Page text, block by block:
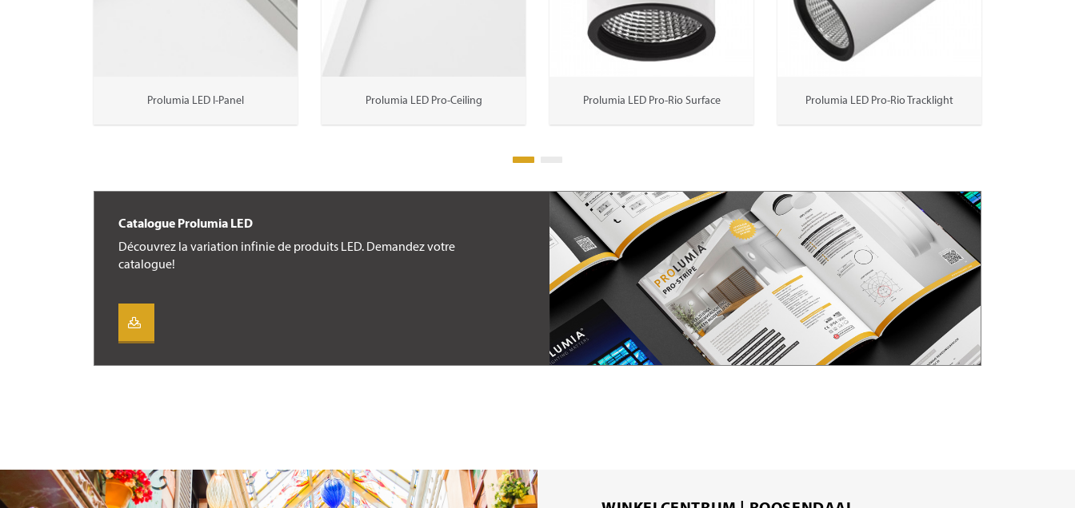
Prolumia LED I-Panel Prolumia LED Pro-Ceiling Prolumia LED Pro-Rio Surface Prolumia LED Pro-Rio Tracklight
Catalogue Prolumia LED
Découvrez la variation infinie de produits LED. Demandez votre
catalogue!